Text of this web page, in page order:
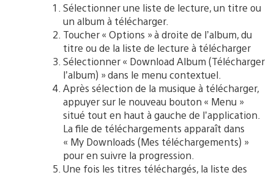
Sélectionner une liste de lecture, un titre ou
un album à télécharger.
Toucher « Options » à droite de l’album, du
titre ou de la liste de lecture à télécharger
Sélectionner « Download Album (Télécharger
l’album) » dans le menu contextuel.
Après sélection de la musique à télécharger,
appuyer sur le nouveau bouton « Menu »
situé tout en haut à gauche de l’application.
La file de téléchargements apparaît dans
« My Downloads (Mes téléchargements) »
pour en suivre la progression.
Une fois les titres téléchargés, la liste des